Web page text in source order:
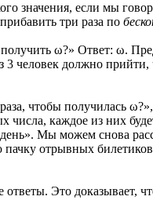
значения, если мы
три раза по
ω?» Ответ: ω.
должно
чтобы получилась
числа, каждое из них
Мы можем снова
отрывных
Это